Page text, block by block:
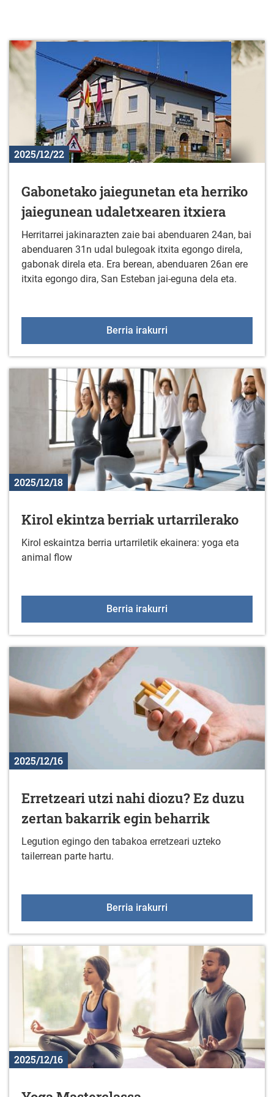
2025/12/22
Gabonetako jaiegunetan eta herriko
jaiegunean udaletxearen itxiera
Herritarrei jakinarazten zaie bai abenduaren 24an, bai
abenduaren 31n udal bulegoak itxita egongo direla,
gabonak direla eta. Era berean, abenduaren 26an ere
itxita egongo dira, San Esteban jai-eguna dela eta.
Berria irakurri
2025/12/18
Kirol ekintza berriak urtarrilerako
Kirol eskaintza berria urtarriletik ekainera: yoga eta
animal flow
Berria irakurri
2025/12/16
Erretzeari utzi nahi diozu? Ez duzu
zertan bakarrik egin beharrik
Legution egingo den tabakoa erretzeari uzteko
tailerrean parte hartu.
Berria irakurri
2025/12/16